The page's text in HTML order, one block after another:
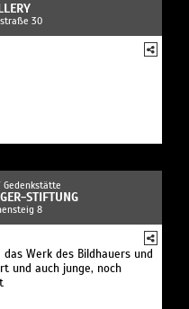
30
Gedenkstätte
STIFTUNG
8
Werk des Bildhauers und
und auch junge, noch